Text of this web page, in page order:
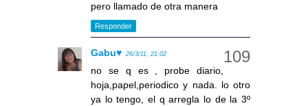
pero llamado de otra manera
Responder
Gabu♥ 26/3/11, 21:02
no se q es , probe diario,
hoja,papel,periodico y nada. lo otro
ya lo tengo, el q arregla lo de la 3º